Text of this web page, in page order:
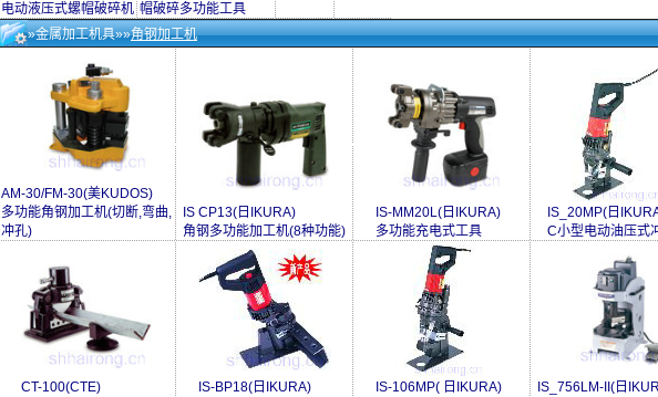
电动液压式螺帽破碎机 帽破碎多功能工具
»金属加工机具»»角钢加工机
AM-30/FM-30(美KUDOS)
多功能角钢加工机(切断,弯曲,
冲孔)
IS CP13(日IKURA)
角钢多功能加工机(8种功能)
IS-MM20L(日IKURA)
多功能充电式工具
IS_20MP(日
C小型电动油压式
CT-100(CTE)
IS-BP18(日IKURA)
IS-106MP( 日IKURA)
IS_756LM-II(日